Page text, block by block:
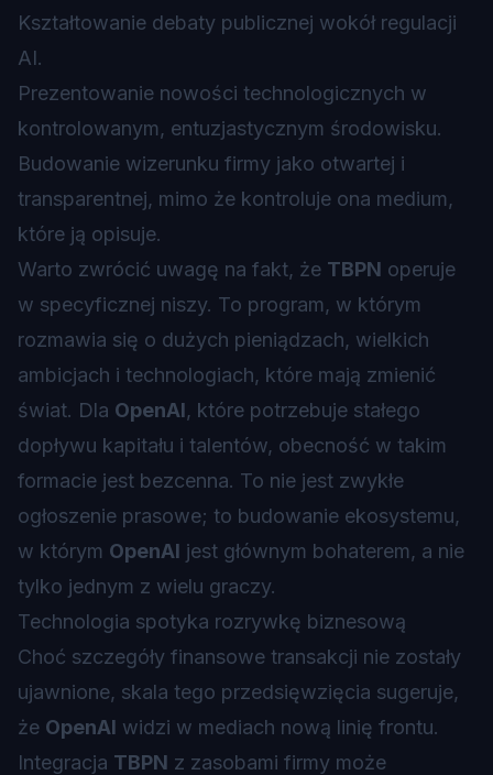
Kształtowanie debaty publicznej wokół regulacji
AI.
Prezentowanie nowości technologicznych w
kontrolowanym, entuzjastycznym środowisku.
Budowanie wizerunku firmy jako otwartej i
transparentnej, mimo że kontroluje ona medium,
które ją opisuje.
Warto zwrócić uwagę na fakt, że TBPN operuje
w specyficznej niszy. To program, w którym
rozmawia się o dużych pieniądzach, wielkich
ambicjach i technologiach, które mają zmienić
świat. Dla OpenAI, które potrzebuje stałego
dopływu kapitału i talentów, obecność w takim
formacie jest bezcenna. To nie jest zwykłe
ogłoszenie prasowe; to budowanie ekosystemu,
w którym OpenAI jest głównym bohaterem, a nie
tylko jednym z wielu graczy.
Technologia spotyka rozrywkę biznesową
Choć szczegóły finansowe transakcji nie zostały
ujawnione, skala tego przedsięwzięcia sugeruje,
że OpenAI widzi w mediach nową linię frontu.
Integracja TBPN z zasobami firmy może